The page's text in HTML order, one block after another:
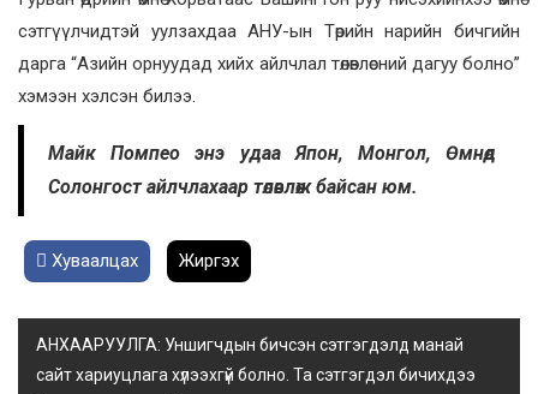
сэтгүүлчидтэй уулзахдаа АНУ-ын Төрийн нарийн бичгийн
дарга “Азийн орнуудад хийх айлчлал төлөвлөсний дагуу болно”
хэмээн хэлсэн билээ.
Майк Помпео энэ удаа Япон, Монгол, Өмнөд
Солонгост айлчлахаар төлөвлөж байсан юм.
Хуваалцах Жиргэх
АНХААРУУЛГА: Уншигчдын бичсэн сэтгэгдэлд манай
сайт хариуцлага хүлээхгүй болно. Та сэтгэгдэл бичихдээ